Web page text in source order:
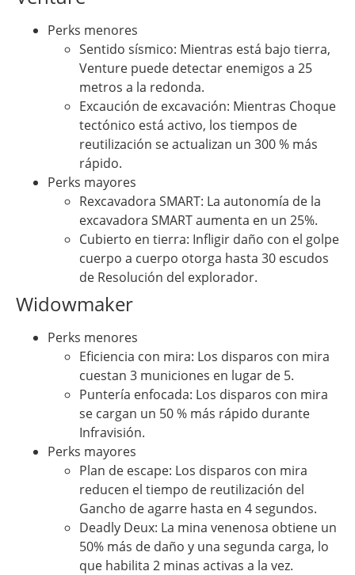
Perks menores
Sentido sísmico: Mientras está bajo tierra,
Venture puede detectar enemigos a 25
metros a la redonda.
Excaución de excavación: Mientras Choque
tectónico está activo, los tiempos de
reutilización se actualizan un 300 % más
rápido.
Perks mayores
Rexcavadora SMART: La autonomía de la
excavadora SMART aumenta en un 25%.
Cubierto en tierra: Infligir daño con el golpe
cuerpo a cuerpo otorga hasta 30 escudos
de Resolución del explorador.
Widowmaker
Perks menores
Eficiencia con mira: Los disparos con mira
cuestan 3 municiones en lugar de 5.
Puntería enfocada: Los disparos con mira
se cargan un 50 % más rápido durante
Infravisión.
Perks mayores
Plan de escape: Los disparos con mira
reducen el tiempo de reutilización del
Gancho de agarre hasta en 4 segundos.
Deadly Deux: La mina venenosa obtiene un
50% más de daño y una segunda carga, lo
que habilita 2 minas activas a la vez.